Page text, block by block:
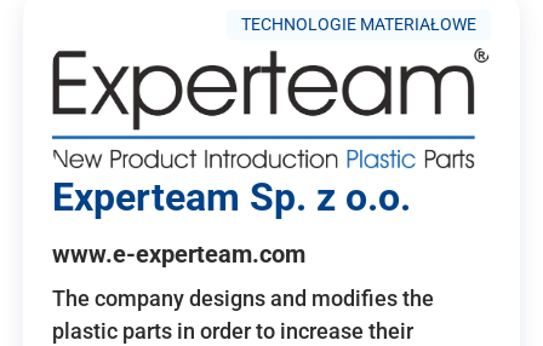
TECHNOLOGIE MATERIAŁOWE
Experteam Sp. z o.o.
www.e-experteam.com
The company designs and modifies the
plastic parts in order to increase their